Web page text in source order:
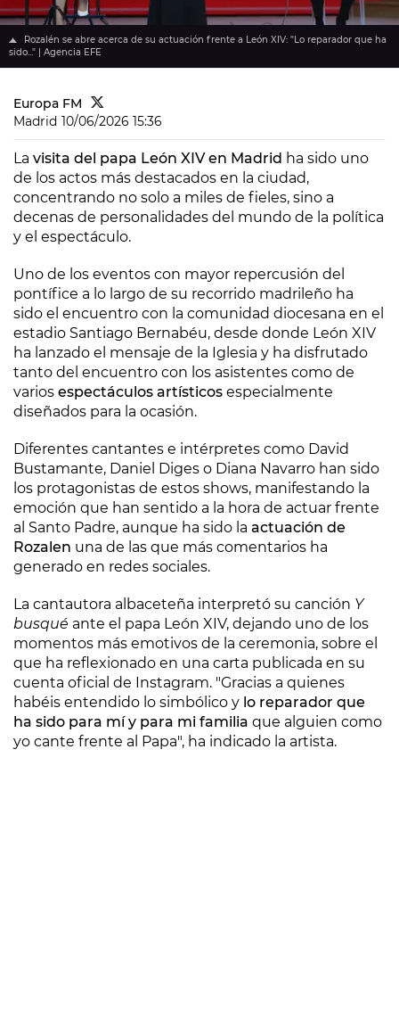
Rozalén se abre acerca de su actuación frente a León XIV: "Lo reparador que ha
sido..." | Agencia EFE
Europa FM
Madrid 10/06/2026 15:36
La visita del papa León XIV en Madrid ha sido uno
de los actos más destacados en la ciudad,
concentrando no solo a miles de fieles, sino a
decenas de personalidades del mundo de la política
y el espectáculo.
Uno de los eventos con mayor repercusión del
pontífice a lo largo de su recorrido madrileño ha
sido el encuentro con la comunidad diocesana en el
estadio Santiago Bernabéu, desde donde León XIV
ha lanzado el mensaje de la Iglesia y ha disfrutado
tanto del encuentro con los asistentes como de
varios espectáculos artísticos especialmente
diseñados para la ocasión.
Diferentes cantantes e intérpretes como David
Bustamante, Daniel Diges o Diana Navarro han sido
los protagonistas de estos shows, manifestando la
emoción que han sentido a la hora de actuar frente
al Santo Padre, aunque ha sido la actuación de
Rozalen una de las que más comentarios ha
generado en redes sociales.
La cantautora albaceteña interpretó su canción Y
busqué ante el papa León XIV, dejando uno de los
momentos más emotivos de la ceremonia, sobre el
que ha reflexionado en una carta publicada en su
cuenta oficial de Instagram. "Gracias a quienes
habéis entendido lo simbólico y lo reparador que
ha sido para mí y para mi familia que alguien como
yo cante frente al Papa", ha indicado la artista.